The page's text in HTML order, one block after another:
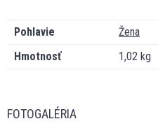
Pohlavie
Žena
Hmotnosť
1,02 kg
FOTOGALÉRIA